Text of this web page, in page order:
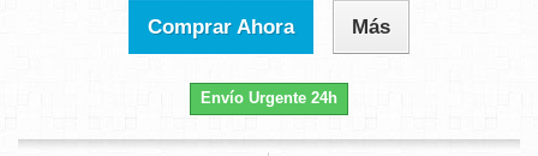
Comprar Ahora Más
Envío Urgente 24h